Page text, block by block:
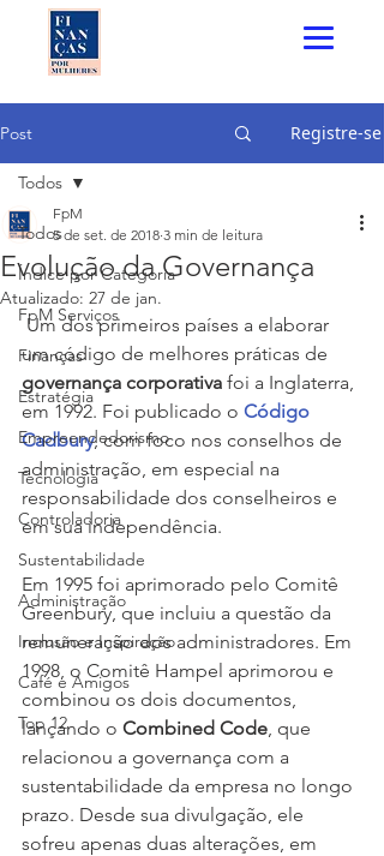
Post Registre-se
Todos
Índice por Categoria
FpM Serviços
Finanças
Estratégia
Empreendedorismo
Tecnologia
Controladoria
Sustentabilidade
Administração
Inclusão e Inspiração
Café e Amigos
Top 12
Todos
Evolução da Governança
FpM
5 de set. de 2018 3 min de leitura
Atualizado: 27 de jan.
um código de melhores práticas de
governança corporativa foi a Inglaterra,
em 1992. Foi publicado o Código
Cadbury, com foco nos conselhos de
administração, em especial na
responsabilidade dos conselheiros e
em sua independência.
Em 1995 foi aprimorado pelo Comitê
Greenbury, que incluiu a questão da
remuneração dos administradores. Em
1998, o Comitê Hampel aprimorou e
combinou os dois documentos,
lançando o Combined Code, que
relacionou a governança com a
sustentabilidade da empresa no longo
prazo. Desde sua divulgação, ele
sofreu apenas duas alterações, em